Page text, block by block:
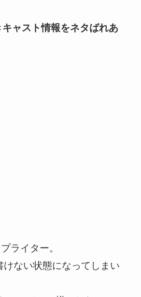
ャスト情報をネタばれあ
ライター。
ない状態になってしまい